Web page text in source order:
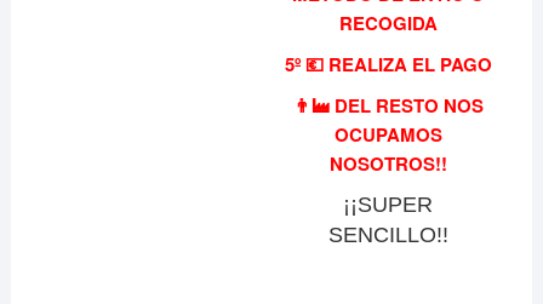
RECOGIDA
5º 💶 REALIZA EL PAGO
👨‍🏭 DEL RESTO NOS
OCUPAMOS
NOSOTROS!!
¡¡SUPER
SENCILLO!!